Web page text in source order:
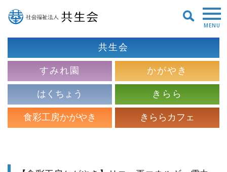
MENU
共生会
すみれ園
かがやき
はくちょう
きらら
食彩工房かがやき
きららカフェ